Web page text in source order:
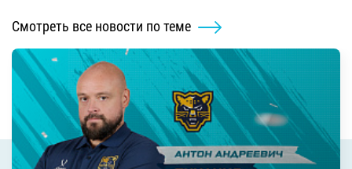
Смотреть все новости по теме